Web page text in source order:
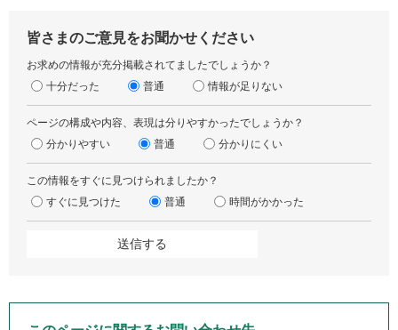
皆さまのご意見をお聞かせください
お求めの情報が充分掲載されてましたでしょうか？
十分だった
普通 情報が足りない
ページの構成や内容、表現は分りやすかったでしょうか？
分かりやすい
普通 分かりにくい
この情報をすぐに見つけられましたか？
すぐに見つけた
普通 時間がかかった